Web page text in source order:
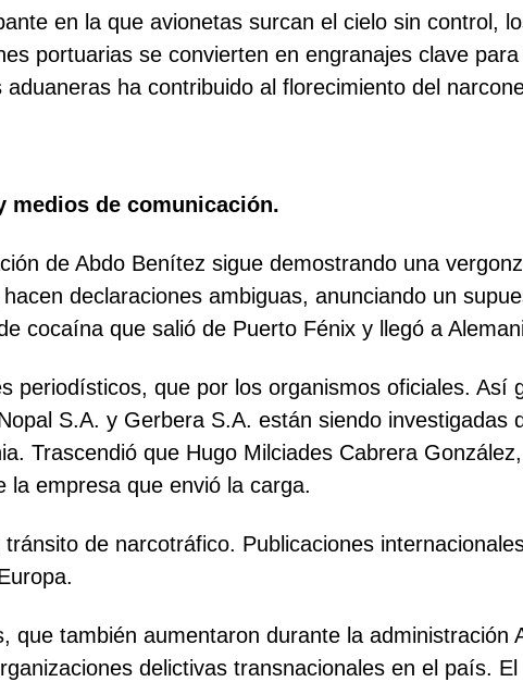
en la que avionetas surcan el cielo sin control,
portuarias se convierten en engranajes clave
ha contribuido al florecimiento del
medios de comunicación.
de Abdo Benítez sigue demostrando una
declaraciones ambiguas, anunciando un
cocaína que salió de Puerto Fénix y llegó a
periodísticos, que por los organismos oficiales. Así
S.A. y Gerbera S.A. están siendo investigadas
Trascendió que Hugo Milciades Cabrera
la empresa que envió la carga.
de narcotráfico. Publicaciones
que también aumentaron durante la administración
delictivas transnacionales en el país.